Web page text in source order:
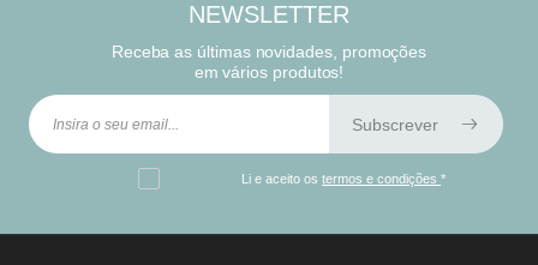
NEWSLETTER
Receba as últimas novidades, promoções
em vários produtos!
Subscrever
Li e aceito ostermos e condições*